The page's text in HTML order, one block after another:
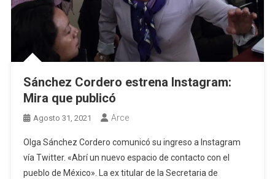
Sánchez Cordero estrena Instagram:
Mira que publicó
Agosto 31, 2021 Arce
Olga Sánchez Cordero comunicó su ingreso a Instagram
vía Twitter. «Abrí un nuevo espacio de contacto con el
pueblo de México». La ex titular de la Secretaria de